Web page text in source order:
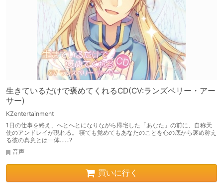
生きているだけで褒めてくれるCD(CV:ランズベリー・アー
サー)
KZentertainment
1日の仕事を終え、へとへとになりながら帰宅した「あなた」の前に、自称天
使のアンドレイが現れる。 寝ても覚めてもあなたのことを心の底から褒め称え
る彼の真意とは一体……?
音声
買いに行く